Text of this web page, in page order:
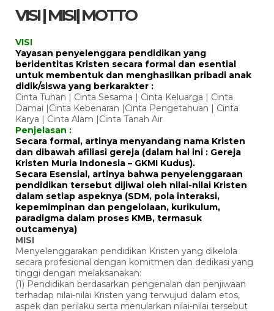
VISI | MISI| MOTTO
VISI
Yayasan penyelenggara pendidikan yang
beridentitas Kristen secara formal dan esential
untuk membentuk dan menghasilkan pribadi anak
didik/siswa yang berkarakter :
Cinta Tuhan | Cinta Sesama | Cinta Keluarga | Cinta
Damai |Cinta Kebenaran |Cinta Pengetahuan | Cinta
Karya | Cinta Alam |Cinta Tanah Air
Penjelasan :
Secara formal, artinya menyandang nama Kristen
dan dibawah afiliasi gereja (dalam hal ini : Gereja
Kristen Muria Indonesia – GKMI Kudus).
Secara Esensial, artinya bahwa penyelenggaraan
pendidikan tersebut dijiwai oleh nilai-nilai Kristen
dalam setiap aspeknya (SDM, pola interaksi,
kepemimpinan dan pengelolaan, kurikulum,
paradigma dalam proses KMB, termasuk
outcamenya)
MISI
Menyelenggarakan pendidikan Kristen yang dikelola
secara profesional dengan komitmen dan dedikasi yang
tinggi dengan melaksanakan:
(1) Pendidikan berdasarkan pengenalan dan penjiwaan
terhadap nilai-nilai Kristen yang terwujud dalam etos,
aspek dan perilaku serta menularkan nilai-nilai tersebut